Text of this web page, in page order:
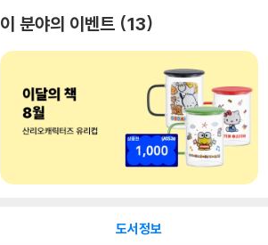
이 분야의 이벤트 13
도서정보